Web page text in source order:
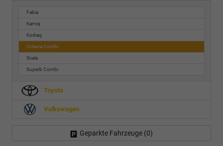
Fabia
Kamiq
Kodiaq
Octavia Combi
Scala
Superb Combi
Toyota
Volkswagen
Geparkte Fahrzeuge (0)